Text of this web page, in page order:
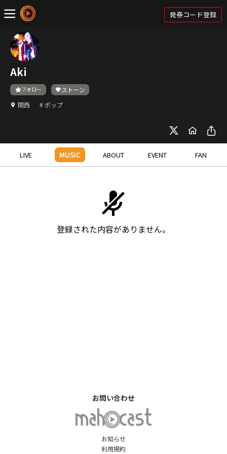
発券コード登録
Aki
フォロー
ストーン
関西
# ポップ
LIVE MUSIC ABOUT EVENT FAN
登録された内容がありません。
お知らせ
利用規約
お問い合わせ